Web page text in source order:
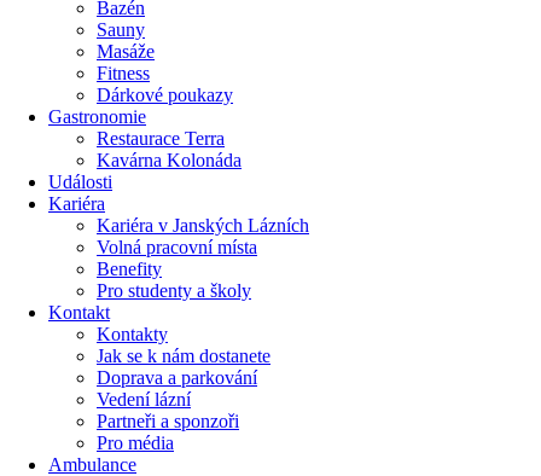
Bazén
Sauny
Masáže
Fitness
Dárkové poukazy​
Gastronomie
Restaurace Terra
Kavárna Kolonáda
Události
Kariéra
Kariéra v Janských Lázních
Volná pracovní místa
Benefity
Pro studenty a školy
Kontakt
Kontakty
Jak se k nám dostanete
Doprava a parkování
Vedení lázní
Partneři a sponzoři
Pro média
Ambulance